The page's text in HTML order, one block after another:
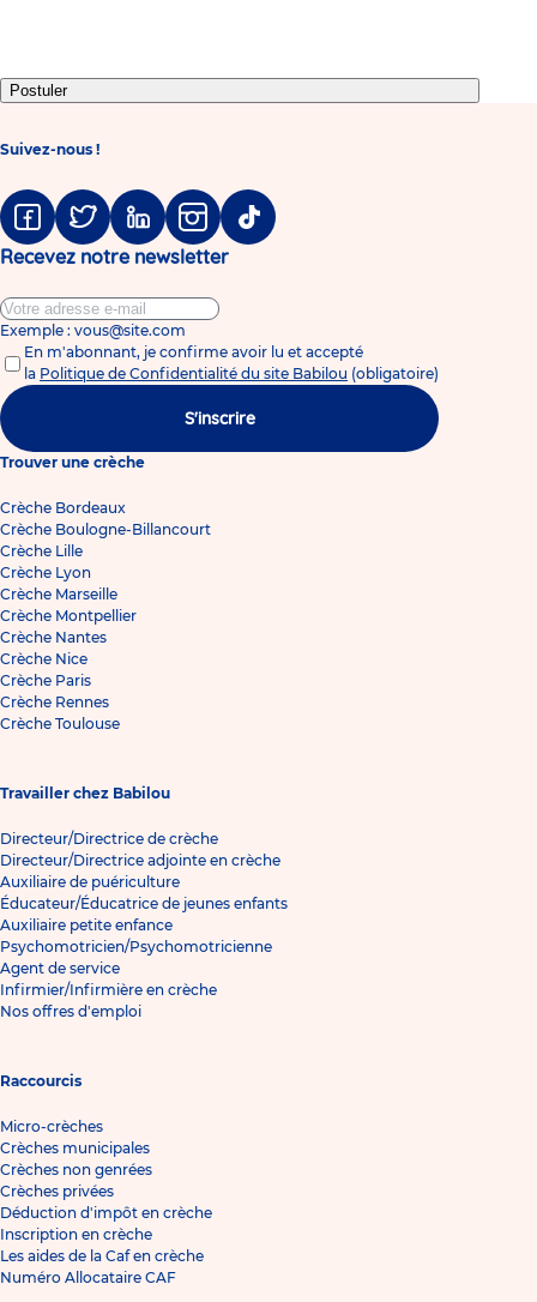
Postuler
Suivez-nous !
FacebookTwitter LinkedinInstagramTiktok
Recevez notre newsletter
Exemple : vous@site.com
En m'abonnant, je confirme avoir lu et accepté
la Politique de Confidentialité du site Babilou (obligatoire)
S'inscrire
Trouver une crèche
Crèche Bordeaux
Crèche Boulogne-Billancourt
Crèche Lille
Crèche Lyon
Crèche Marseille
Crèche Montpellier
Crèche Nantes
Crèche Nice
Crèche Paris
Crèche Rennes
Crèche Toulouse
Travailler chez Babilou
Directeur/Directrice de crèche
Directeur/Directrice adjointe en crèche
Auxiliaire de puériculture
Éducateur/Éducatrice de jeunes enfants
Auxiliaire petite enfance
Psychomotricien/Psychomotricienne
Agent de service
Infirmier/Infirmière en crèche
Nos offres d'emploi
Raccourcis
Micro-crèches
Crèches municipales
Crèches non genrées
Crèches privées
Déduction d'impôt en crèche
Inscription en crèche
Les aides de la Caf en crèche
Numéro Allocataire CAF